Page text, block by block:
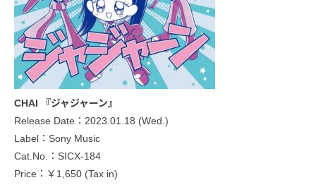
CHAI 『ジャジャーン』
Release Date：2023.01.18 (Wed.)
Label：Sony Music
Cat.No.：SICX-184
Price：￥1,650 (Tax in)